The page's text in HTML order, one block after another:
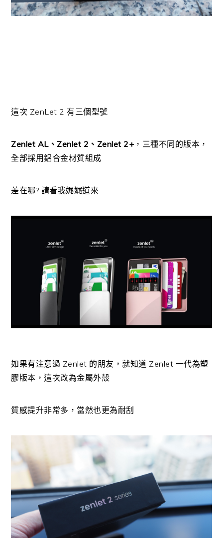
這次 ZenLet 2 有三個型號
Zenlet AL、Zenlet 2、Zenlet 2+，三種不同的版本，
全部採用鋁合金材質組成
差在哪? 請看我娓娓道來
如果有注意過 Zenlet 的朋友，就知道 Zenlet 一代為塑
膠版本，這次改為金屬外殼
質感提升非常多，當然也更為耐刮